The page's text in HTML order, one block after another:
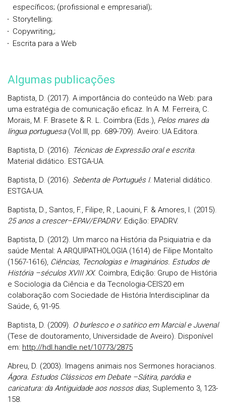
específicos; (profissional e empresarial);
Storytelling;
Copywriting,;
Escrita para a Web
Algumas publicações
Baptista, D. (2017). A importância do conteúdo na Web: para
uma estratégia de comunicação eficaz. In A. M. Ferreira, C.
Morais, M. F. Brasete & R. L. Coimbra (Eds.), Pelos mares da
língua portuguesa(Vol.III, pp. 689-709). Aveiro: UA Editora.
Baptista, D. (2016). Técnicas de Expressão oral e escrita.
Material didático. ESTGA-UA.
Baptista, D. (2016). Sebenta de Português I. Material didático.
ESTGA-UA.
Baptista, D., Santos, F., Filipe, R., Laouini, F. & Amores, I. (2015).
25 anos a crescer–EPAV/EPADRV. Edição: EPADRV.
Baptista, D. (2012). Um marco na História da Psiquiatria e da
saúde Mental: A ARQUIPATHOLOGIA (1614) de Filipe Montalto
(1567-1616), Ciências, Tecnologias e Imaginários. Estudos de
História –séculos XVIII XX. Coimbra, Edição: Grupo de História
e Sociologia da Ciência e da Tecnologia-CEIS20 em
colaboração com Sociedade de História Interdisciplinar da
Saúde, 6, 91-95.
Baptista, D. (2009). O burlesco e o satírico em Marcial e Juvenal
(Tese de doutoramento, Universidade de Aveiro). Disponível
em: http://hdl.handle.net/10773/2875
Abreu, D. (2003). Imagens animais nos Sermones horacianos.
Ágora. Estudos Clássicos em Debate –Sátira, paródia e
caricatura: da Antiguidade aos nossos dias, Suplemento 3, 123-
158.